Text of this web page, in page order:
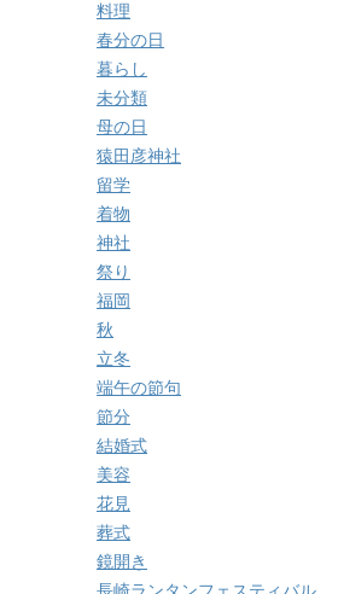
料理
春分の日
暮らし
未分類
母の日
猿田彦神社
留学
着物
神社
祭り
福岡
秋
立冬
端午の節句
節分
結婚式
美容
花見
葬式
鏡開き